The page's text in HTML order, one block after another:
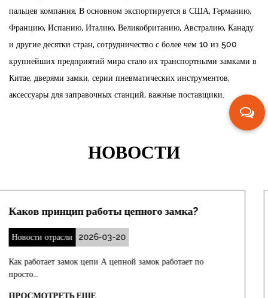
пальцев компания, В основном экспортируется в США, Германию,
Францию, Испанию, Италию, Великобританию, Австралию, Канаду
и другие десятки стран, сотрудничество с более чем 10 из 500
крупнейших предприятий мира стало их транспортными замками в
Китае, дверями замки, серии пневматических инструментов,
аксессуары для заправочных станций, важные поставщики.
НОВОСТИ
по
Как отрегулировать смещенный
дверного замка?